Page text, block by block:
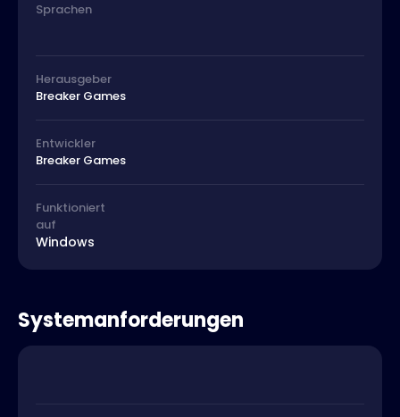
Sprachen
Herausgeber
Breaker Games
Entwickler
Breaker Games
Funktioniert
auf
Windows
Systemanforderungen